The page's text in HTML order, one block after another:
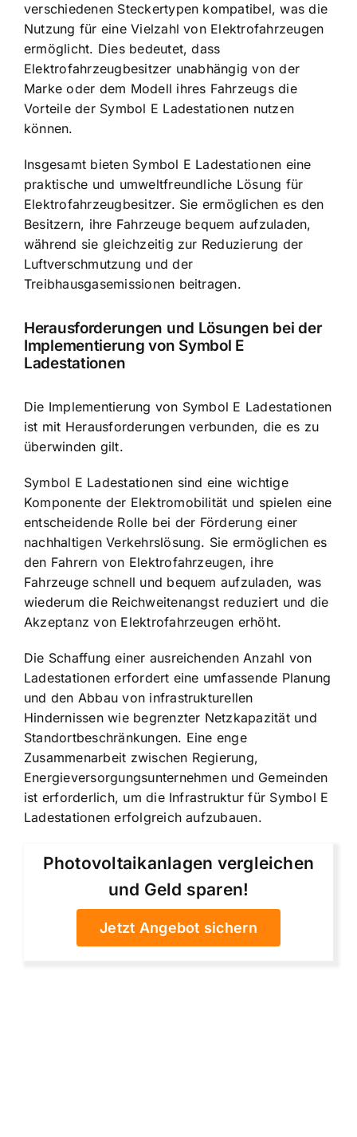
verschiedenen Steckertypen kompatibel, was die
Nutzung für eine Vielzahl von Elektrofahrzeugen
ermöglicht. Dies bedeutet, dass
Elektrofahrzeugbesitzer unabhängig von der
Marke oder dem Modell ihres Fahrzeugs die
Vorteile der Symbol E Ladestationen nutzen
können.
Insgesamt bieten Symbol E Ladestationen eine
praktische und umweltfreundliche Lösung für
Elektrofahrzeugbesitzer. Sie ermöglichen es den
Besitzern, ihre Fahrzeuge bequem aufzuladen,
während sie gleichzeitig zur Reduzierung der
Luftverschmutzung und der
Treibhausgasemissionen beitragen.
Herausforderungen und Lösungen bei der
Implementierung von Symbol E
Ladestationen
Die Implementierung von Symbol E Ladestationen
ist mit Herausforderungen verbunden, die es zu
überwinden gilt.
Symbol E Ladestationen sind eine wichtige
Komponente der Elektromobilität und spielen eine
entscheidende Rolle bei der Förderung einer
nachhaltigen Verkehrslösung. Sie ermöglichen es
den Fahrern von Elektrofahrzeugen, ihre
Fahrzeuge schnell und bequem aufzuladen, was
wiederum die Reichweitenangst reduziert und die
Akzeptanz von Elektrofahrzeugen erhöht.
Die Schaffung einer ausreichenden Anzahl von
Ladestationen erfordert eine umfassende Planung
und den Abbau von infrastrukturellen
Hindernissen wie begrenzter Netzkapazität und
Standortbeschränkungen. Eine enge
Zusammenarbeit zwischen Regierung,
Energieversorgungsunternehmen und Gemeinden
ist erforderlich, um die Infrastruktur für Symbol E
Ladestationen erfolgreich aufzubauen.
Photovoltaikanlagen vergleichen
und Geld sparen!
Jetzt Angebot sichern